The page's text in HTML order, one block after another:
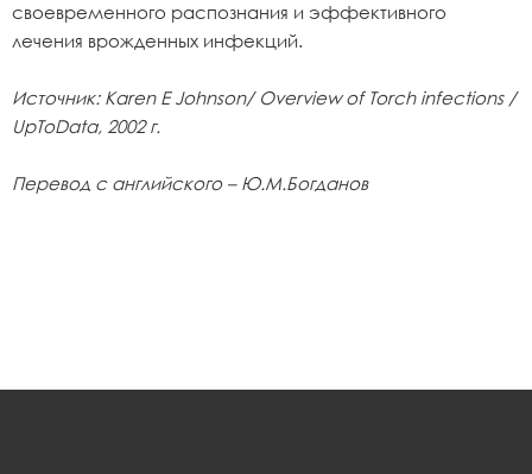
своевременного распознания и эффективного
лечения врожденных инфекций.
Источник: Karen E Johnson/ Overview of Torch infections /
UpToData, 2002 г.
Перевод с английского – Ю.М.Богданов